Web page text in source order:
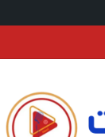
مليون ريال